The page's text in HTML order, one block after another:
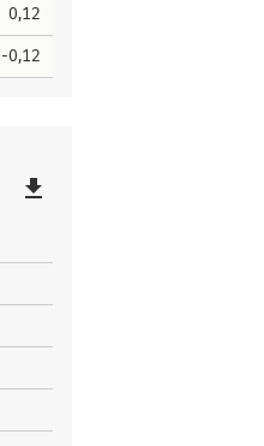
0,12
-0,12
file_download